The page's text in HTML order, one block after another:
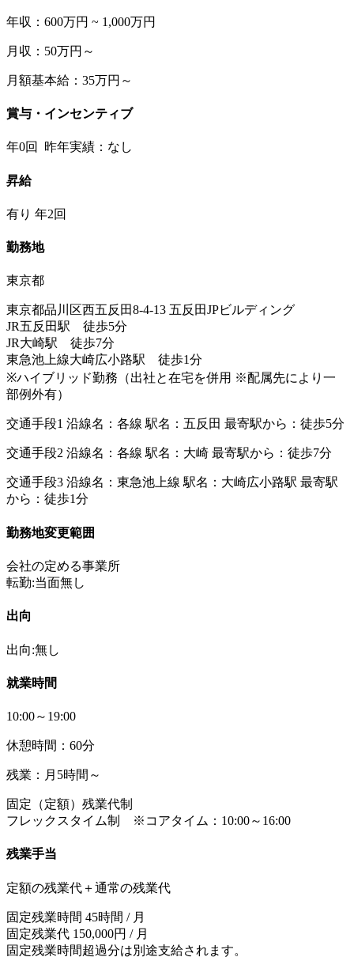
年収：600万円 ~ 1,000万円
月収：50万円～
月額基本給：35万円～
賞与・インセンティブ
年0回 昨年実績：なし
昇給
有り 年2回
勤務地
東京都
東京都品川区西五反田8-4-13 五反田JPビルディング
JR五反田駅 徒歩5分
JR大崎駅 徒歩7分
東急池上線大崎広小路駅 徒歩1分
※ハイブリッド勤務（出社と在宅を併用 ※配属先により一
部例外有）
交通手段1 沿線名：各線 駅名：五反田 最寄駅から：徒歩5分
交通手段2 沿線名：各線 駅名：大崎 最寄駅から：徒歩7分
交通手段3 沿線名：東急池上線 駅名：大崎広小路駅 最寄駅
から：徒歩1分
勤務地変更範囲
会社の定める事業所
転勤:当面無し
出向
出向:無し
就業時間
10:00～19:00
休憩時間：60分
残業：月5時間～
固定（定額）残業代制
フレックスタイム制 ※コアタイム：10:00～16:00
残業手当
定額の残業代＋通常の残業代
固定残業時間 45時間 / 月
固定残業代 150,000円 / 月
固定残業時間超過分は別途支給されます。